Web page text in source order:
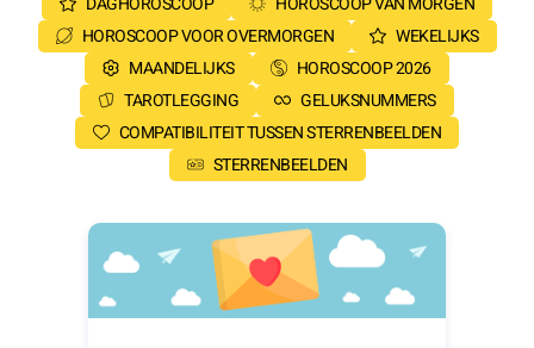
HOROSCOOP VOOR OVERMORGEN
WEKELIJKS
MAANDELIJKS
HOROSCOOP 2026
TAROTLEGGING
GELUKSNUMMERS
COMPATIBILITEIT TUSSEN STERRENBEELDEN
STERRENBEELDEN